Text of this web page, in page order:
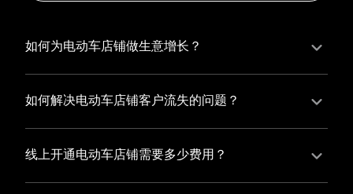
如何为电动车店铺做生意增长？
为电动车店铺实现持续生意增长，您可以通过有赞新零
售的一体化解决方案，整合线上线下资源，实现商品管
店铺的运营效率，促进业务增长。
如何解决电动车店铺客户流失的问题？
电动车店铺精细化运营，有赞私域运营助您轻松解决客
户流失问题，通过有赞微商城、有赞小程序商城搭建专
复购率，实现业绩增长！
线上开通电动车店铺需要多少费用？
选择有赞新零售，您可以开通电动车店铺，快速搭建属